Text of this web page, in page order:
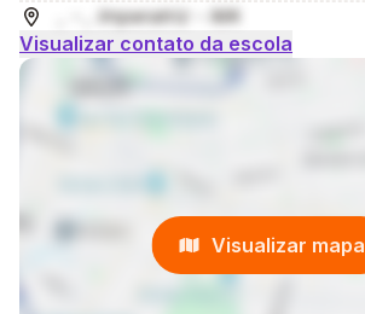
, - , Imperatriz - MA
Visualizar contato da escola
Visualizar mapa